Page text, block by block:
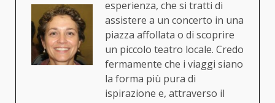
esperienza, che si tratti di
assistere a un concerto in una
piazza affollata o di scoprire
un piccolo teatro locale. Credo
fermamente che i viaggi siano
la forma più pura di
ispirazione e, attraverso il